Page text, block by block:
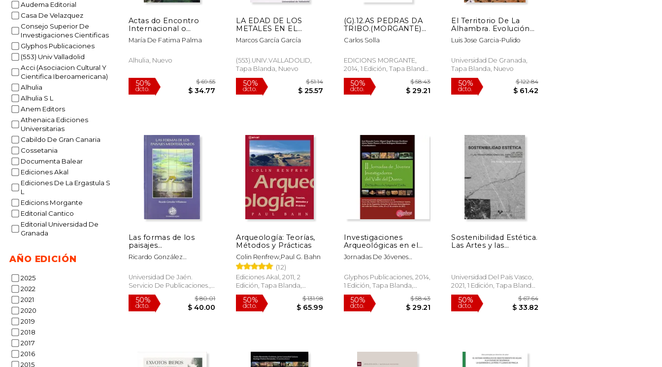
Audema Editorial
Casa De Velazquez
Consejo Superior De
Investigaciones Cientificas
Glyphos Publicaciones
(553) Univ Valladolid
Acci (Asociacion Cultural Y
Cientifica Iberoamericana)
Alhulia
Alhulia S L
Anem Editors
Athenaica Ediciones
Universitarias
Cabildo De Gran Canaria
Cossetania
Documenta Balear
Ediciones Akal
Ediciones De La Ergastula S
L
Edicions Morgante
Editorial Cantico
Editorial Universidad De
Granada
AÑO EDICIÓN
2025
2022
2021
2020
2019
2018
2017
2016
2015
Actas do Encontro
Internacional o
Território e a Gestao
dos
María De Fatima Palma
Alhulia, Nuevo
50%
dcto.
LA EDAD DE LOS
METALES EN EL
DUERO MEDIO
NÂº102
Marcos García García
(553).UNIV.VALLADOLID,
Tapa Blanda, Nuevo
50%
dcto.
(G).12.AS PEDRAS DA
TRIBO.(MORGANTE)
(en Gallego)
Carlos Solla
EDICIONS MORGANTE,
2014, 1 Edición, Tapa Blanda,
Nuevo
50%
dcto. $ 29.21
El Territorio De La
Alhambra. Evolución
De Un Paisaje Cultural
Remarcable
Luis Jose Garcia-Pulido
Universidad De Granada,
Tapa Blanda, Nuevo
50%
dcto.
Las formas de los
paisajes
mediterráneos: Ensayo
sobre las formas,
epistemología
parcelarias: estudios
medios ... (Colección
Martínez de Mazas.
Ricardo González
Universidad De Jaén.
Servicio De Publicaciones.,
Tapa Blanda, Nuevo
Arqueología: Teorías,
Métodos y Prácticas
Colin Renfrew,Paul G. Bahn
(12)
Ediciones Akal, 2011, 2
Edición, Tapa Blanda,
Nuevo
Investigaciones
Arqueológicas en el
Valle del Duero: Del
Neolítico a la
Actas de las ii Jornadas
de Jóvenes
25 al 27 de Octubre de
2012, León (en
Jornadas De Jóvenes
Duero
Glyphos Publicaciones, 2014,
1 Edición, Tapa Blanda,
Nuevo
Sostenibilidad Estética.
Las Artes y las
Universidad Del País Vasco,
2021, 1 Edición, Tapa Blanda,
Nuevo